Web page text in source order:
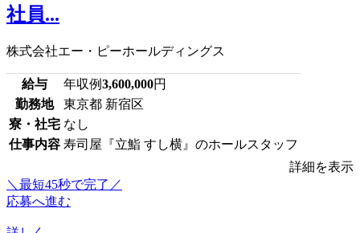
社員...
株式会社エー・ピーホールディングス
給与 年収例3,600,000円
勤務地
東京都 新宿区
寮・社宅 なし
仕事内容 寿司屋『立鮨 すし横』のホールスタッフ
詳細を表示
＼最短45秒で完了／
応募へ進む